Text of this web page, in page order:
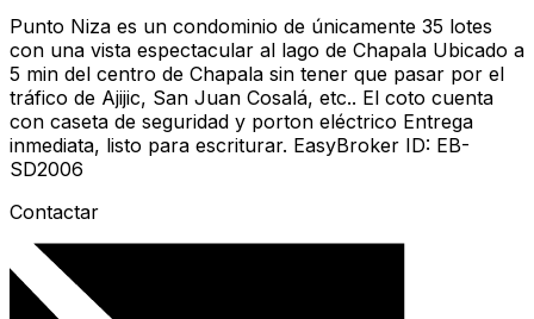
Punto Niza es un condominio de únicamente 35 lotes
con una vista espectacular al lago de Chapala Ubicado a
5 min del centro de Chapala sin tener que pasar por el
tráfico de Ajijic, San Juan Cosalá, etc.. El coto cuenta
con caseta de seguridad y porton eléctrico Entrega
inmediata, listo para escriturar. EasyBroker ID: EB-
SD2006
Contactar